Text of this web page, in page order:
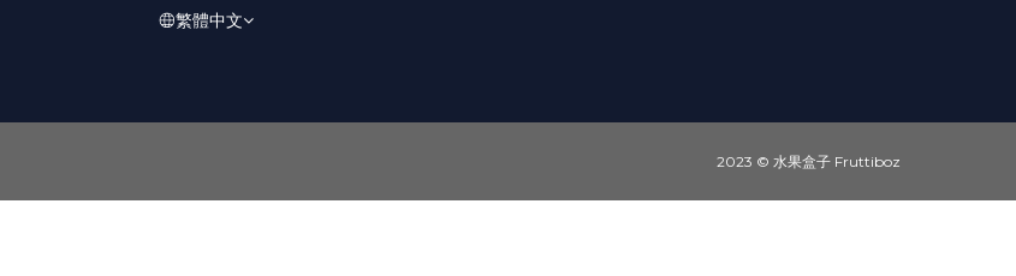
繁體中文
2023 © 水果盒子 Fruttiboz